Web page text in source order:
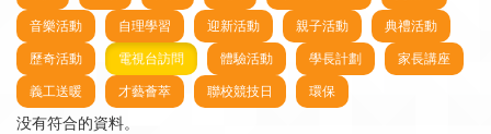
音樂活動 自理學習 迎新活動 親子活動 典禮活動
歷奇活動 電視台訪問 體驗活動 學長計劃 家長講座
義工送暖 才藝薈萃 聯校競技日 環保
没有符合的資料。